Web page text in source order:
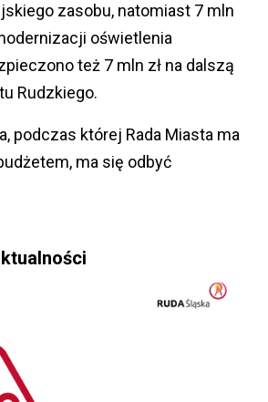
zasobu, natomiast 7 mln
oświetlenia
też 7 mln zł na dalszą
Rudzkiego.
podczas której Rada Miasta ma
ma się odbyć